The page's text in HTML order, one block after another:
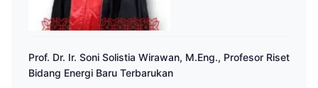
Prof. Dr. Ir. Soni Solistia Wirawan, M.Eng., Profesor Riset
Bidang Energi Baru Terbarukan